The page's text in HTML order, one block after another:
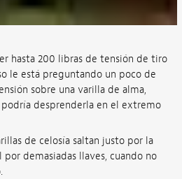
hasta 200 libras de tensión de tiro
le está preguntando un poco de
sobre una varilla de alma,
podría desprenderla en el extremo
de celosía saltan justo por la
demasiadas llaves, cuando no